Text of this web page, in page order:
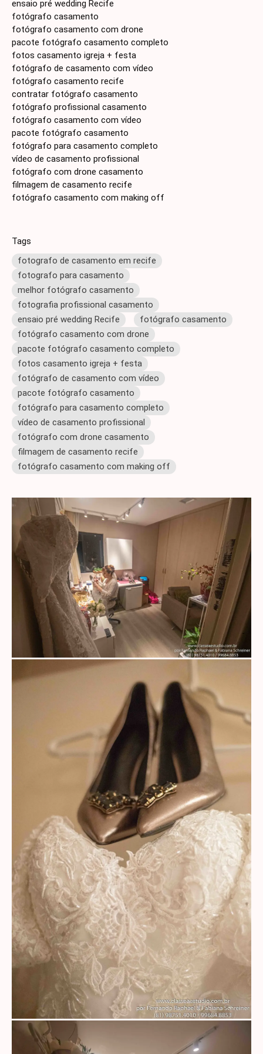
ensaio pré wedding Recife
fotógrafo casamento
fotógrafo casamento com drone
pacote fotógrafo casamento completo
fotos casamento igreja + festa
fotógrafo de casamento com vídeo
fotógrafo casamento recife
contratar fotógrafo casamento
fotógrafo profissional casamento
fotógrafo casamento com vídeo
pacote fotógrafo casamento
fotógrafo para casamento completo
vídeo de casamento profissional
fotógrafo com drone casamento
filmagem de casamento recife
fotógrafo casamento com making off
Tags
fotografo de casamento em recife
fotografo para casamento
melhor fotógrafo casamento
fotografia profissional casamento
ensaio pré wedding Recife
fotógrafo casamento
fotógrafo casamento com drone
pacote fotógrafo casamento completo
fotos casamento igreja + festa
fotógrafo de casamento com vídeo
pacote fotógrafo casamento
fotógrafo para casamento completo
vídeo de casamento profissional
fotógrafo com drone casamento
filmagem de casamento recife
fotógrafo casamento com making off